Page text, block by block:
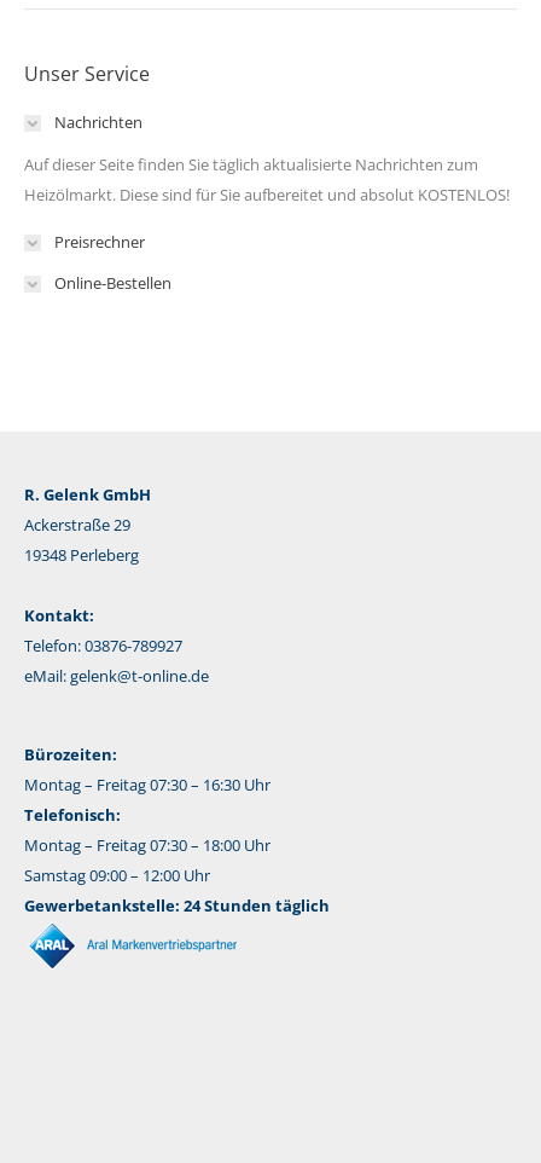
Unser Service
Nachrichten
Auf dieser Seite finden Sie täglich aktualisierte Nachrichten zum
Heizölmarkt. Diese sind für Sie aufbereitet und absolut KOSTENLOS!
Preisrechner
Online-Bestellen
R. Gelenk GmbH
Ackerstraße 29
19348 Perleberg
Kontakt:
Telefon: 03876-789927
eMail:gelenk@t-online.de
Bürozeiten:
Montag – Freitag 07:30 – 16:30 Uhr
Telefonisch:
Montag – Freitag 07:30 – 18:00 Uhr
Samstag 09:00 – 12:00 Uhr
Gewerbetankstelle: 24 Stunden täglich